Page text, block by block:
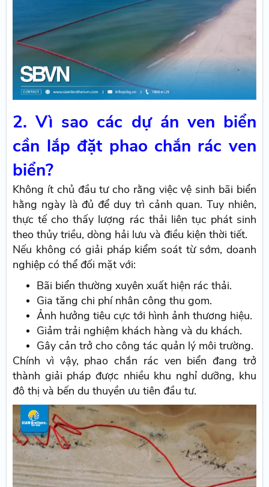
2. Vì sao các dự án ven biển
cần lắp đặt phao chắn rác ven
biển?
Không ít chủ đầu tư cho rằng việc vệ sinh bãi biển
hằng ngày là đủ để duy trì cảnh quan. Tuy nhiên,
thực tế cho thấy lượng rác thải liên tục phát sinh
theo thủy triều, dòng hải lưu và điều kiện thời tiết.
Nếu không có giải pháp kiểm soát từ sớm, doanh
nghiệp có thể đối mặt với:
Bãi biển thường xuyên xuất hiện rác thải.
Gia tăng chi phí nhân công thu gom.
Ảnh hưởng tiêu cực tới hình ảnh thương hiệu.
Giảm trải nghiệm khách hàng và du khách.
Gây cản trở cho công tác quản lý môi trường.
Chính vì vậy, phao chắn rác ven biển đang trở
thành giải pháp được nhiều khu nghỉ dưỡng, khu
đô thị và bến du thuyền ưu tiên đầu tư.